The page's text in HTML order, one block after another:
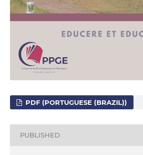
PDF (PORTUGUESE (BRAZIL))
PUBLISHED